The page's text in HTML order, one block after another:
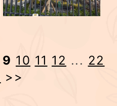
9 10 11 12 ... 22
>>